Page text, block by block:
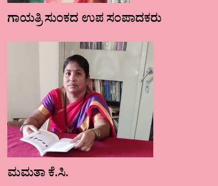
ಗಾಯತ್ರಿ ಸುಂಕದ ಉಪ ಸಂಪಾದಕರು
ಮಮತಾ ಕೆ.ಸಿ.